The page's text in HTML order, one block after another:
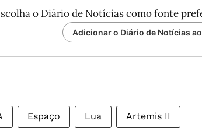
o Diário de Notícias como fonte
Adicionar o Diário de Notícias
Espaço Lua Artemis II